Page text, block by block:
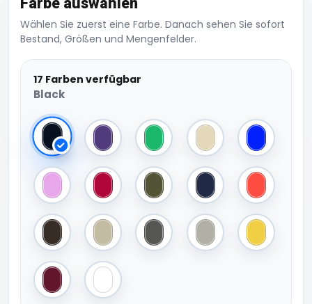
Wählen Sie zuerst eine Farbe. Danach sehen Sie sofort
Bestand, Größen und Mengenfelder.
17 Farben verfügbar
Black
Black Purple Green Stone Royal
Pink Red Olive Navy Orange
Brown Khaki Dark Grey Light Grey Yellow
Burgundy White